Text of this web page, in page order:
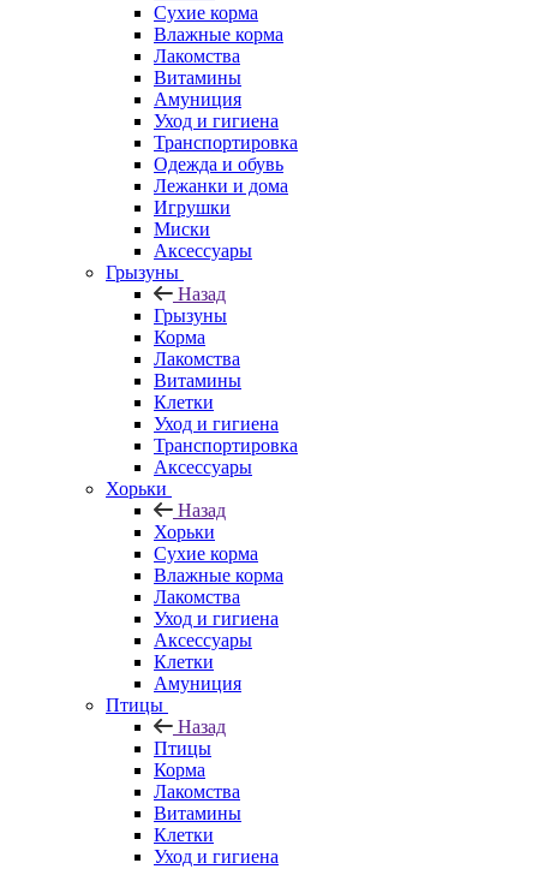
Сухие корма
Влажные корма
Лакомства
Витамины
Амуниция
Уход и гигиена
Транспортировка
Одежда и обувь
Лежанки и дома
Игрушки
Миски
Аксессуары
Грызуны
Назад
Грызуны
Корма
Лакомства
Витамины
Клетки
Уход и гигиена
Транспортировка
Аксессуары
Хорьки
Назад
Хорьки
Сухие корма
Влажные корма
Лакомства
Уход и гигиена
Аксессуары
Клетки
Амуниция
Птицы
Назад
Птицы
Корма
Лакомства
Витамины
Клетки
Уход и гигиена